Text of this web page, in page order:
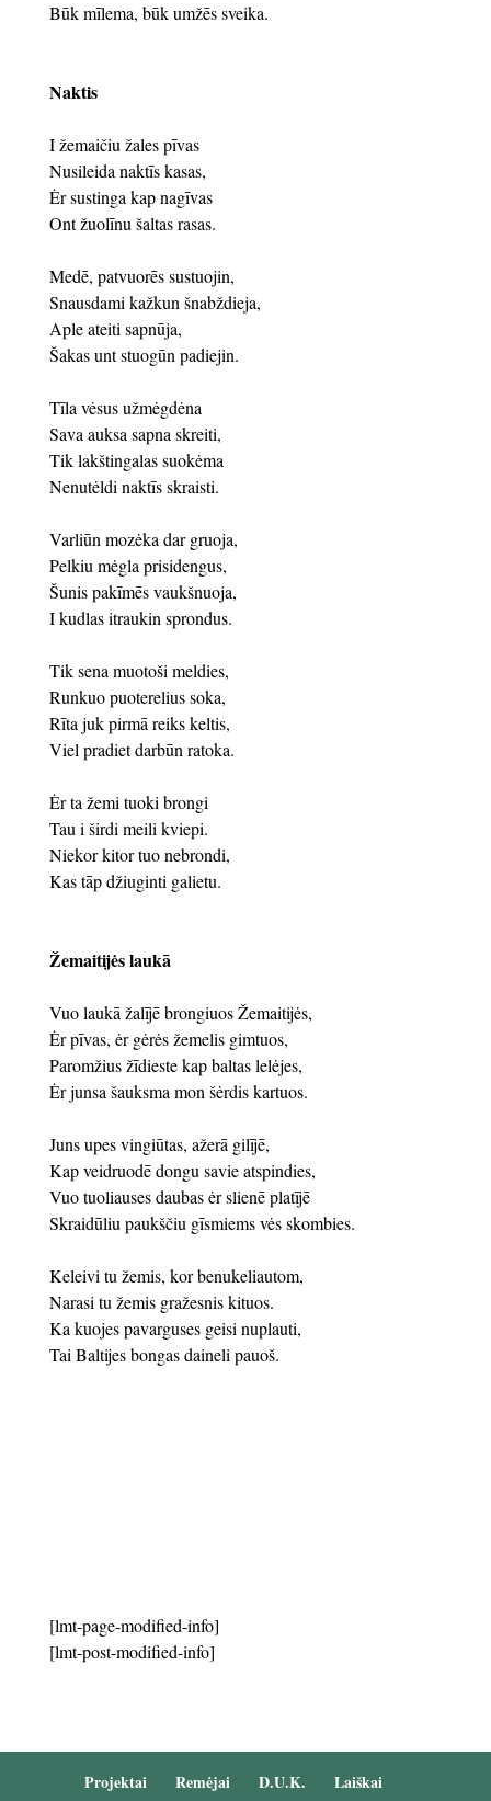
Būk mīlema, būk umžēs sveika.
Naktis
I žemaičiu žales pīvas
Nusileida naktīs kasas,
Ėr sustinga kap nagīvas
Ont žuolīnu šaltas rasas.
Medē, patvuorēs sustuojin,
Snausdami kažkun šnabždieja,
Aple ateiti sapnūja,
Šakas unt stuogūn padiejin.
Tīla vėsus užmėgdėna
Sava auksa sapna skreiti,
Tik lakštingalas suokėma
Nenutėldi naktīs skraisti.
Varliūn mozėka dar gruoja,
Pelkiu mėgla prisidengus,
Šunis pakīmēs vaukšnuoja,
I kudlas itraukin sprondus.
Tik sena muotoši meldies,
Runkuo puoterelius soka,
Rīta juk pirmā reiks keltis,
Viel pradiet darbūn ratoka.
Ėr ta žemi tuoki brongi
Tau i širdi meili kviepi.
Niekor kitor tuo nebrondi,
Kas tāp džiuginti galietu.
Žemaitijės laukā
Vuo laukā žalījē brongiuos Žemaitijės,
Ėr pīvas, ėr gėrės žemelis gimtuos,
Paromžius žīdieste kap baltas lelėjes,
Ėr junsa šauksma mon šėrdis kartuos.
Juns upes vingiūtas, ažerā gilījē,
Kap veidruodē dongu savie atspindies,
Vuo tuoliauses daubas ėr slienē platījē
Skraidūliu paukščiu gīsmiems vės skombies.
Keleivi tu žemis, kor benukeliautom,
Narasi tu žemis gražesnis kituos.
Ka kuojes pavarguses geisi nuplauti,
Tai Baltijes bongas daineli pauoš.
[lmt-page-modified-info]
[lmt-post-modified-info]
Projektai Remėjai D.U.K.
Laiškai